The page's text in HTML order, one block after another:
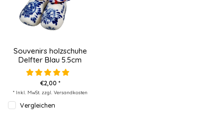
Souvenirs holzschuhe
Delfter Blau 5.5cm
€2,00 *
* Inkl. MwSt. zzgl. Versandkosten
Vergleichen